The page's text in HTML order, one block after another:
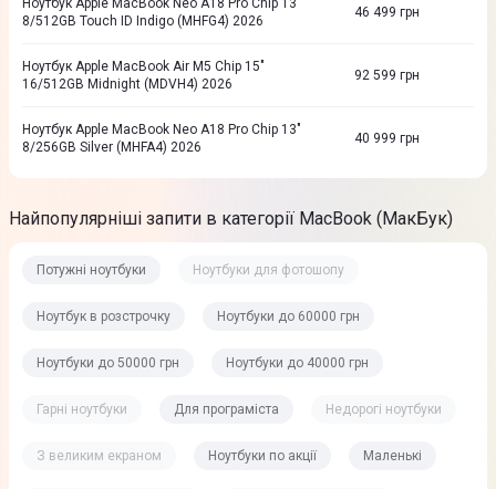
Ноутбук Apple MacBook Neo A18 Pro Chip 13"
8/512GB Touch ID Indigo (MHFG4) 2026
46 499 грн
Ноутбук Apple MacBook Air M5 Chip 15"
16/512GB Midnight (MDVH4) 2026
92 599 грн
Ноутбук Apple MacBook Neo A18 Pro Chip 13"
8/256GB Silver (MHFA4) 2026
40 999 грн
Найпопулярніші запити в категорії MacBook (МакБук)
Потужні ноутбуки Ноутбуки для фотошопу
Ноутбук в розстрочку Ноутбуки до 60000 грн
Ноутбуки до 50000 грн Ноутбуки до 40000 грн
Гарні ноутбуки Для програміста Недорогі ноутбуки
З великим екраном Ноутбуки по акції Маленькі